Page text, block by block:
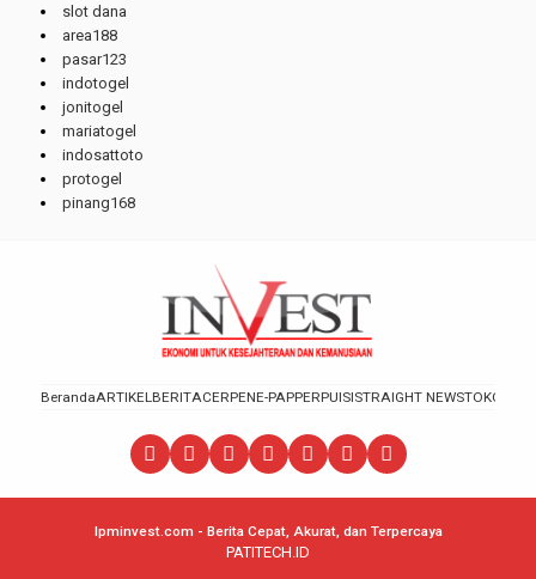
slot dana
area188
pasar123
indotogel
jonitogel
mariatogel
indosattoto
protogel
pinang168
BerandaARTIKELBERITACERPENE-PAPPERPUISISTRAIGHT NEWSTOKOH
lpminvest.com - Berita Cepat, Akurat, dan Terpercaya
PATITECH.ID